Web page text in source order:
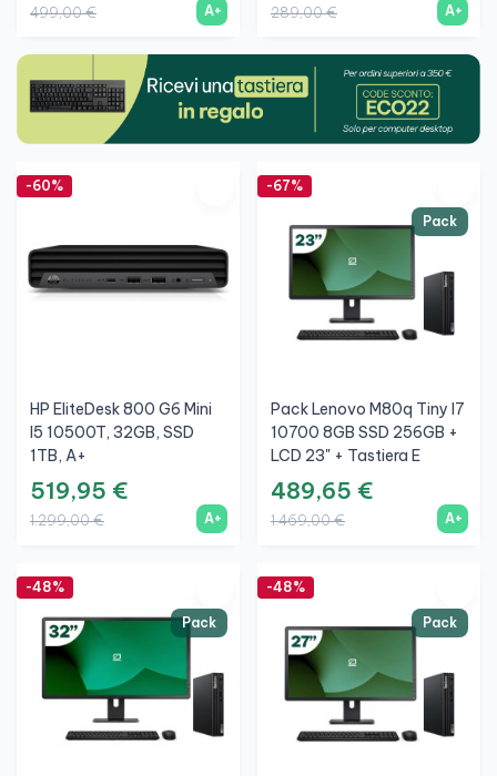
499,00 € A+ 289,00 € A+
-60%
HP EliteDesk 800 G6 Mini
I5 10500T, 32GB, SSD
1TB, A+
519,95 €
1.299,00 € A+
Pack
-67%
Pack Lenovo M80q Tiny I7
10700 8GB SSD 256GB +
LCD 23" + Tastiera E
Mouse Wireless + WiFi
489,65 €
1.469,00 € A+
Pack
-48%
Pack
-48%